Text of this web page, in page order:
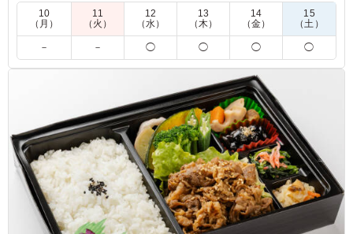
5.0 株式会社デフレックストア
油淋鶏は、外は香ばしく中はジューシーに仕上がった鶏肉
に、香味野菜の風味が効いた甘酸っぱいたれがよく絡み、
食欲をそそる一品でした。ねぎの爽やかな香りがアクセン
トとなり、濃すぎない味わいで最後までおいしくいただけ
ご利用シーン：ロケ・撮影›スタジオ撮影
神奈川県横浜市都筑区高山 2026/07/22
10
（月）
11
（火）
12
（水）
13
（木）
14
（金）
15
（土）
－ － ◯ ◯ ◯ ◯